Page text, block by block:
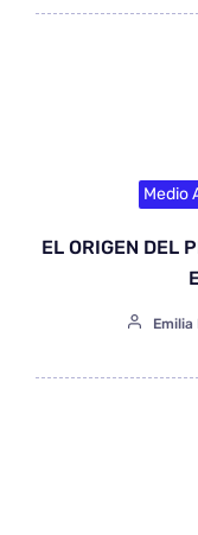
Medio
EL ORIGEN DEL
Emilia